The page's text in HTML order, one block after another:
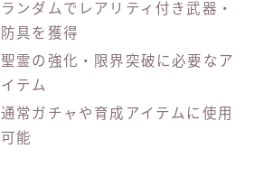
ランダムでレアリティ付き武器・
防具を獲得
聖霊の強化・限界突破に必要なア
イテム
通常ガチャや育成アイテムに使用
可能